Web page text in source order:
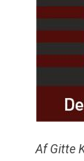
Af Gitte